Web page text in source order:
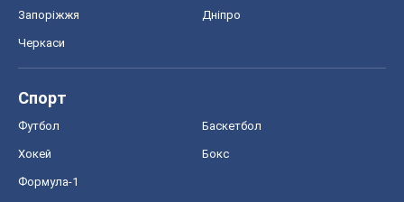
Запоріжжя Дніпро
Черкаси
Спорт
Футбол Баскетбол
Хокей Бокс
Формула-1